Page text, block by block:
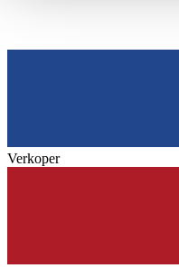
Verkoper